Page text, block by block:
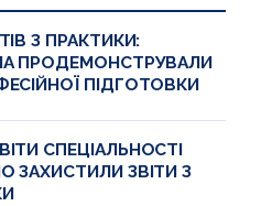
З ПРАКТИКИ:
ПРОДЕМОНСТРУВАЛИ
ПІДГОТОВКИ
СПЕЦІАЛЬНОСТІ
ЗАХИСТИЛИ ЗВІТИ З